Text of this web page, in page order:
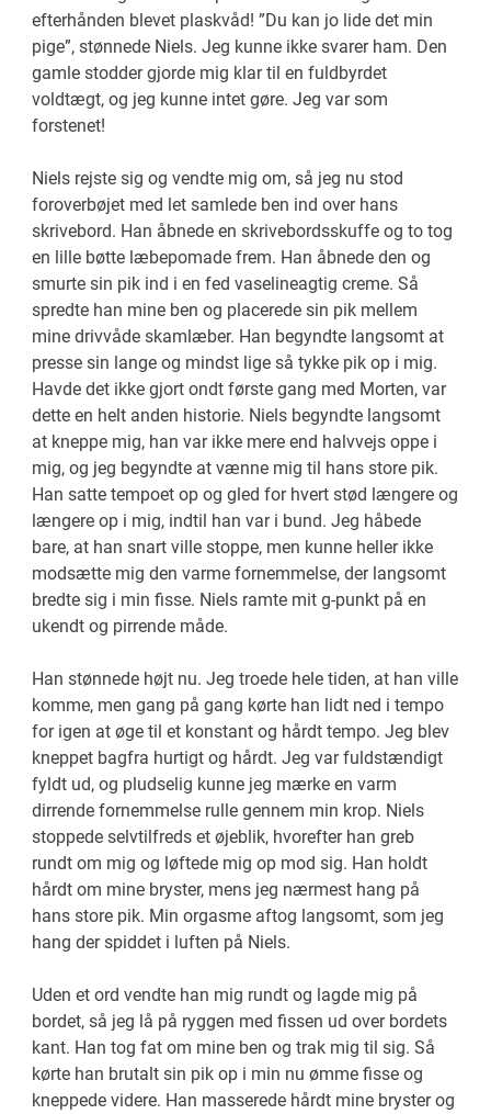
efterhånden blevet plaskvåd! ”Du kan jo lide det min
pige”, stønnede Niels. Jeg kunne ikke svarer ham. Den
gamle stodder gjorde mig klar til en fuldbyrdet
voldtægt, og jeg kunne intet gøre. Jeg var som
forstenet!
Niels rejste sig og vendte mig om, så jeg nu stod
foroverbøjet med let samlede ben ind over hans
skrivebord. Han åbnede en skrivebordsskuffe og to tog
en lille bøtte læbepomade frem. Han åbnede den og
smurte sin pik ind i en fed vaselineagtig creme. Så
spredte han mine ben og placerede sin pik mellem
mine drivvåde skamlæber. Han begyndte langsomt at
presse sin lange og mindst lige så tykke pik op i mig.
Havde det ikke gjort ondt første gang med Morten, var
dette en helt anden historie. Niels begyndte langsomt
at kneppe mig, han var ikke mere end halvvejs oppe i
mig, og jeg begyndte at vænne mig til hans store pik.
Han satte tempoet op og gled for hvert stød længere og
længere op i mig, indtil han var i bund. Jeg håbede
bare, at han snart ville stoppe, men kunne heller ikke
modsætte mig den varme fornemmelse, der langsomt
bredte sig i min fisse. Niels ramte mit g-punkt på en
ukendt og pirrende måde.
Han stønnede højt nu. Jeg troede hele tiden, at han ville
komme, men gang på gang kørte han lidt ned i tempo
for igen at øge til et konstant og hårdt tempo. Jeg blev
kneppet bagfra hurtigt og hårdt. Jeg var fuldstændigt
fyldt ud, og pludselig kunne jeg mærke en varm
dirrende fornemmelse rulle gennem min krop. Niels
stoppede selvtilfreds et øjeblik, hvorefter han greb
rundt om mig og løftede mig op mod sig. Han holdt
hårdt om mine bryster, mens jeg nærmest hang på
hans store pik. Min orgasme aftog langsomt, som jeg
hang der spiddet i luften på Niels.
Uden et ord vendte han mig rundt og lagde mig på
bordet, så jeg lå på ryggen med fissen ud over bordets
kant. Han tog fat om mine ben og trak mig til sig. Så
kørte han brutalt sin pik op i min nu ømme fisse og
kneppede videre. Han masserede hårdt mine bryster og